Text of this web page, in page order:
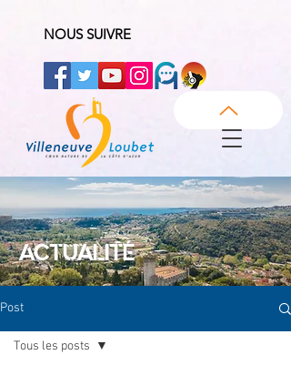
NOUS SUIVRE
ACTUALITÉ
Post
Tous les posts